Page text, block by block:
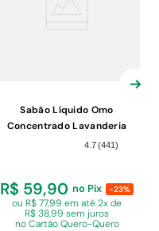
Sabão Líquido Omo
Concentrado Lavanderia
Profissional Perfect White Pro
4.7 (441)
R$ 59,90 no Pix -23%
ou R$ 77,99 em até 2x de
R$ 38,99 sem juros
no Cartão Quero-Quero